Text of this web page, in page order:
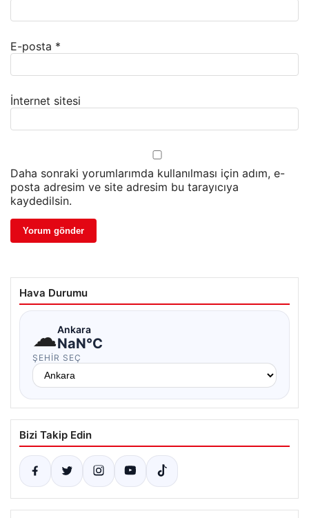
E-posta *
İnternet sitesi
Daha sonraki yorumlarımda kullanılması için adım, e-
posta adresim ve site adresim bu tarayıcıya
kaydedilsin.
Hava Durumu
☁Ankara
NaN°C
ŞEHIR SEÇ
Bizi Takip Edin